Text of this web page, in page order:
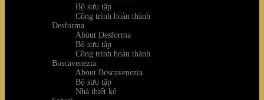
Bộ sưu tập
Công trình hoàn thành
Desforma
About Desforma
Bộ sưu tập
Công trình hoàn thành
Boscavenezia
About Boscavenezia
Bộ sưu tập
Nhà thiết kế